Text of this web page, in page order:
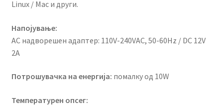
Linux / Mac и други.
Напојување:
AC надворешен адаптер: 110V-240VAC, 50-60Hz / DC 12V
2A
Потрошувачка на енергија: помалку од 10W
Температурен опсег: